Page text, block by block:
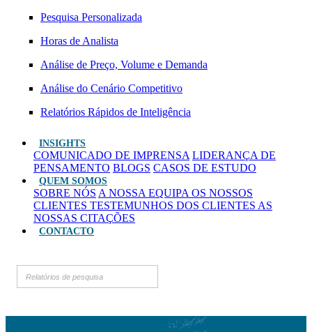
Pesquisa Personalizada
Horas de Analista
Análise de Preço, Volume e Demanda
Análise do Cenário Competitivo
Relatórios Rápidos de Inteligência
INSIGHTS
COMUNICADO DE IMPRENSA LIDERANÇA DE
PENSAMENTO BLOGS CASOS DE ESTUDO
QUEM SOMOS
SOBRE NÓS A NOSSA EQUIPA OS NOSSOS
CLIENTES TESTEMUNHOS DOS CLIENTES AS
NOSSAS CITAÇÕES
CONTACTO